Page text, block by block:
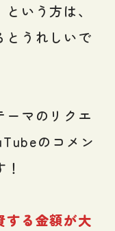
いう方は、
とうれしいで
ーマのリクエ
のコメン
する金額が大